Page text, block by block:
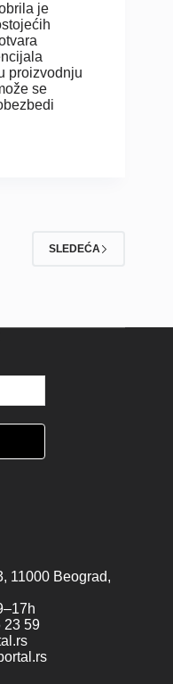
je
proizvodnju
se
SLEDEĆA
11000 Beograd,
23 59